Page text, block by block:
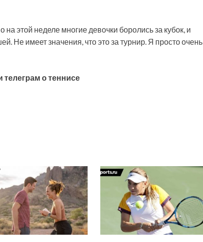
этой неделе многие девочки боролись за кубок, и
Не имеет значения, что это за турнир. Я просто очень
о теннисе